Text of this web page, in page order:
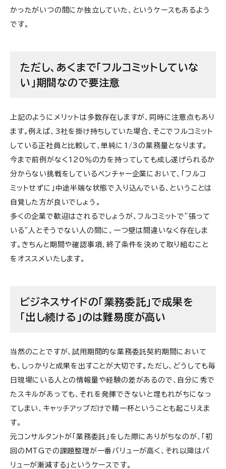
かったがいつの間にか独立していた、というケースもあるよう
です。
ただし、あくまで「フルコミットしていな
い」期間なので要注意
上記のようにメリットは多数存在しますが、同時に注意点もあり
ます。例えば、3社を掛け持ちしていた場合、そこでフルコミット
している正社員と比較して、単純に1/3の業務量となります。
今まで前例がなく120％の力を持ってしても成し遂げられるか
分からない挑戦をしているベンチャー企業において、「フルコ
ミットせずに」中途半端な状態で入り込んでいる、ということは
自覚した方が良いでしょう。
多くの企業で歓迎はされるでしょうが、フルコミットで”張って
いる”人とそうでない人の間に、一つ壁は間違いなく存在しま
す。きちんと期間や確認事項、終了条件を決めて取り組むこと
をオススメいたします。
ビジネスサイドの「業務委託」で成果を
「出し続ける」のは難易度が高い
当然のことですが、試用期間的な業務委託契約期間において
も、しっかりと成果を出すことが大切です。ただし、どうしても毎
日現場にいる人との情報量や経験の差があるので、自分に秀で
たスキルがあっても、それを発揮できないと埋もれがちになっ
てしまい、キャッチアップだけで精一杯ということも起こりえま
す。
元コンサルタントが「業務委託」をした際にありがちなのが、「初
回のMTGでの課題整理が一番バリューが高く、それ以降はバ
リューが漸減する」というケースです。